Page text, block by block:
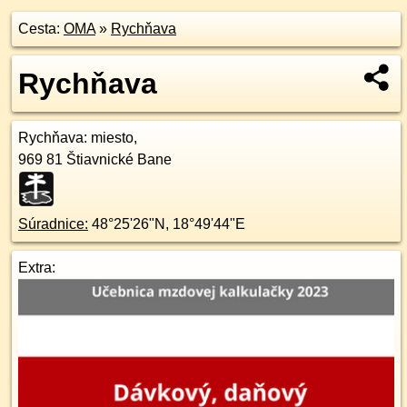
Cesta: OMA» Rychňava
Rychňava
Rychňava: miesto,
969 81 Štiavnické Bane
Súradnice: 48°25'26"N , 18°49'44"E
Extra: